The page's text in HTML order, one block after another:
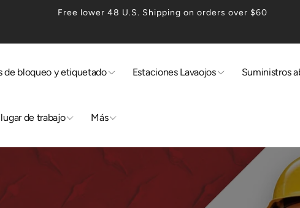
Free lower 48 U.S. Shipping on orders over $60
de bloqueo y etiquetado Estaciones Lavaojos Suministros
de trabajo Más